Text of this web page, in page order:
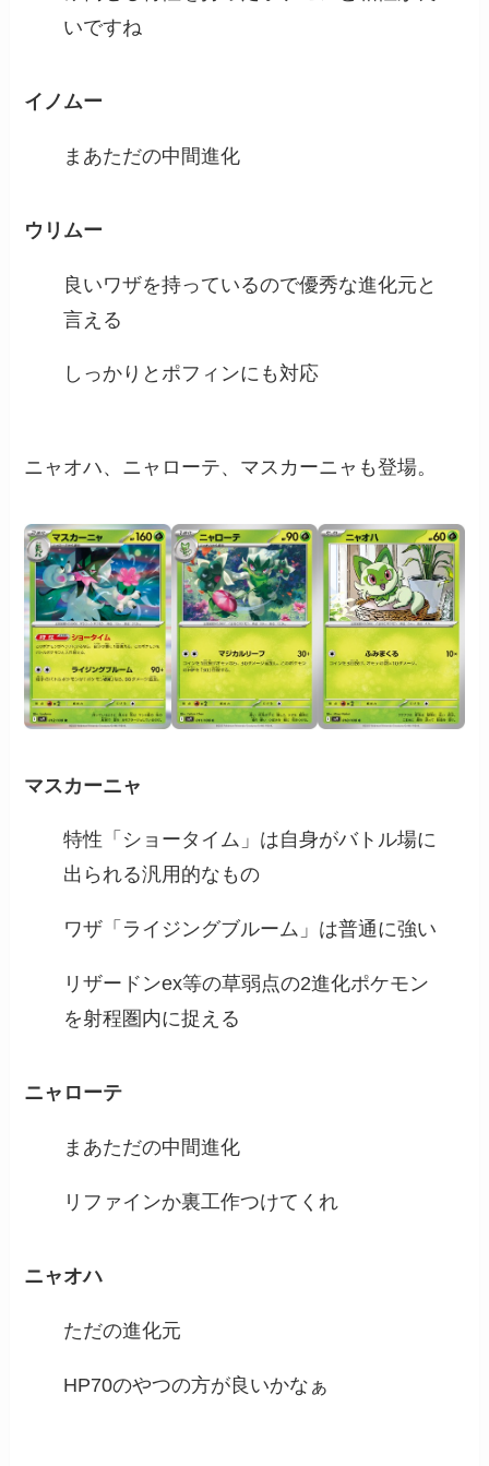
いですね
イノムー
まあただの中間進化
ウリムー
良いワザを持っているので優秀な進化元と
言える
しっかりとポフィンにも対応
ニャオハ、ニャローテ、マスカーニャも登場。
マスカーニャ
特性「ショータイム」は自身がバトル場に
出られる汎用的なもの
ワザ「ライジングブルーム」は普通に強い
リザードンex等の草弱点の2進化ポケモン
を射程圏内に捉える
ニャローテ
まあただの中間進化
リファインか裏工作つけてくれ
ニャオハ
ただの進化元
HP70のやつの方が良いかなぁ